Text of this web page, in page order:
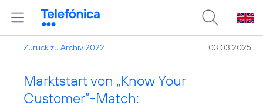
Zurück zu Archiv 2022 03.03.2025
Marktstart von „Know Your
Customer”-Match: